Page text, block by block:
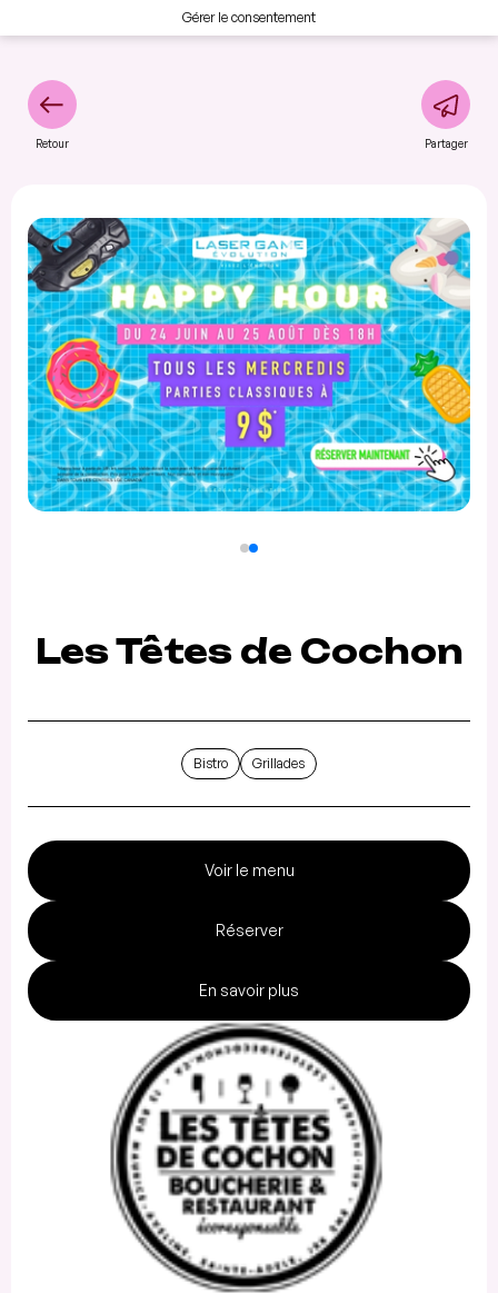
Gérer le consentement
Retour Partager
Les Têtes de Cochon
Bistro Grillades
Voir le menu
Réserver
En savoir plus